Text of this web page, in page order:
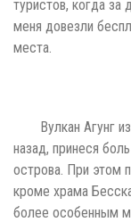
туристов, когда за
меня довезли
места.
Вулкан Агунг
назад, принеся
острова. При этом
кроме храма
более особенным